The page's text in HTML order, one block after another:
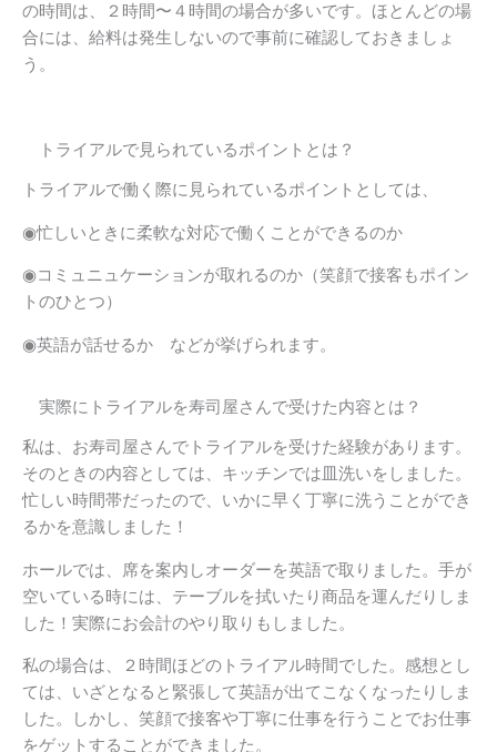
の時間は、２時間〜４時間の場合が多いです。ほとんどの場
合には、給料は発生しないので事前に確認しておきましょ
う。
トライアルで見られているポイントとは？
トライアルで働く際に見られているポイントとしては、
◉忙しいときに柔軟な対応で働くことができるのか
◉コミュニュケーションが取れるのか（笑顔で接客もポイン
トのひとつ）
◉英語が話せるか などが挙げられます。
実際にトライアルを寿司屋さんで受けた内容とは？
私は、お寿司屋さんでトライアルを受けた経験があります。
そのときの内容としては、キッチンでは皿洗いをしました。
忙しい時間帯だったので、いかに早く丁寧に洗うことができ
るかを意識しました！
ホールでは、席を案内しオーダーを英語で取りました。手が
空いている時には、テーブルを拭いたり商品を運んだりしま
した！実際にお会計のやり取りもしました。
私の場合は、２時間ほどのトライアル時間でした。感想とし
ては、いざとなると緊張して英語が出てこなくなったりしま
した。しかし、笑顔で接客や丁寧に仕事を行うことでお仕事
をゲットすることができました。